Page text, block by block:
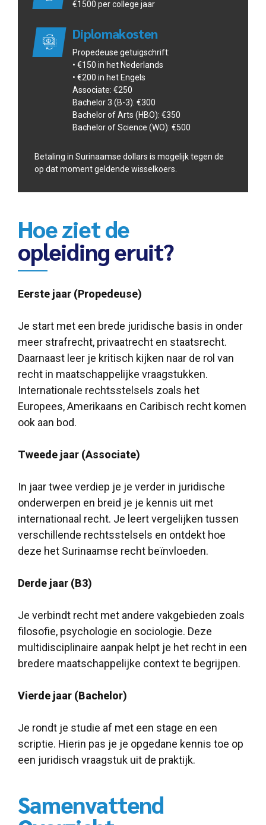
€1500 per college jaar
Diplomakosten
Propedeuse getuigschrift:
• €150 in het Nederlands
• €200 in het Engels
Associate: €250
Bachelor 3 (B-3): €300
Bachelor of Arts (HBO): €350
Bachelor of Science (WO): €500
Betaling in Surinaamse dollars is mogelijk tegen de
op dat moment geldende wisselkoers.
Hoe ziet de
opleiding eruit?
Eerste jaar (Propedeuse)
Je start met een brede juridische basis in onder
meer strafrecht, privaatrecht en staatsrecht.
Daarnaast leer je kritisch kijken naar de rol van
recht in maatschappelijke vraagstukken.
Internationale rechtsstelsels zoals het
Europees, Amerikaans en Caribisch recht komen
ook aan bod.
Tweede jaar (Associate)
In jaar twee verdiep je je verder in juridische
onderwerpen en breid je je kennis uit met
internationaal recht. Je leert vergelijken tussen
verschillende rechtsstelsels en ontdekt hoe
deze het Surinaamse recht beïnvloeden.
Derde jaar (B3)
Je verbindt recht met andere vakgebieden zoals
filosofie, psychologie en sociologie. Deze
multidisciplinaire aanpak helpt je het recht in een
bredere maatschappelijke context te begrijpen.
Vierde jaar (Bachelor)
Je rondt je studie af met een stage en een
scriptie. Hierin pas je je opgedane kennis toe op
een juridisch vraagstuk uit de praktijk.
Samenvattend